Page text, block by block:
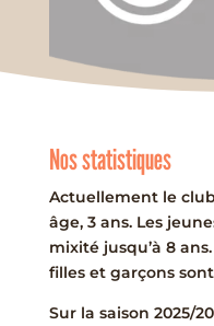
Nos statistiques
Actuellement le
âge, 3 ans. Les
mixité jusqu’à 8
filles et garçons
Sur la saison 2025/